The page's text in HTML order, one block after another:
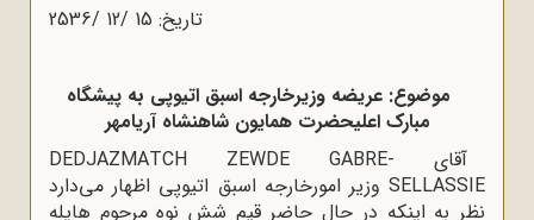
تاریخ: 15 /12 /2536
موضوع: عریضه وزیرخارجه اسبق اتیوپی به پیشگاه
مبارک اعلیحضرت همایون شاهنشاه آریامهر
آقای DEDJAZMATCH ZEWDE GABRE-
SELLASSIE وزیر امورخارجه اسبق اتیوپی اظهار می‌دارد
نظر به اینکه در حال حاضر قیم شش نوه مرحوم هایله